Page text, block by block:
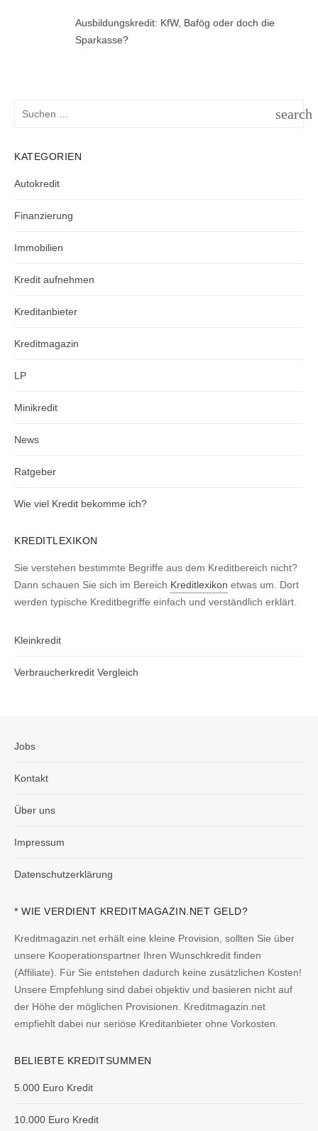
Ausbildungskredit: KfW, Bafög oder doch die
Sparkasse?
search
KATEGORIEN
Autokredit
Finanzierung
Immobilien
Kredit aufnehmen
Kreditanbieter
Kreditmagazin
LP
Minikredit
News
Ratgeber
Wie viel Kredit bekomme ich?
KREDITLEXIKON
Sie verstehen bestimmte Begriffe aus dem Kreditbereich nicht?
Dann schauen Sie sich im Bereich Kreditlexikon etwas um. Dort
werden typische Kreditbegriffe einfach und verständlich erklärt.
Kleinkredit
Verbraucherkredit Vergleich
Jobs
Kontakt
Über uns
Impressum
Datenschutzerklärung
* WIE VERDIENT KREDITMAGAZIN.NET GELD?
Kreditmagazin.net erhält eine kleine Provision, sollten Sie über
unsere Kooperationspartner Ihren Wunschkredit finden
(Affiliate). Für Sie entstehen dadurch keine zusätzlichen Kosten!
Unsere Empfehlung sind dabei objektiv und basieren nicht auf
der Höhe der möglichen Provisionen. Kreditmagazin.net
empfiehlt dabei nur seriöse Kreditanbieter ohne Vorkosten.
BELIEBTE KREDITSUMMEN
5.000 Euro Kredit
10.000 Euro Kredit